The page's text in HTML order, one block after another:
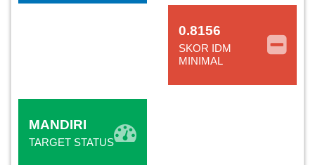
Perangkat
0.8156
SKOR IDM
MINIMAL
MANDIRI
TARGET STATUS